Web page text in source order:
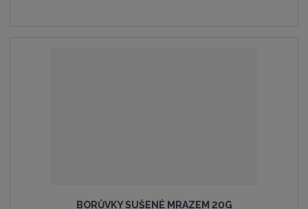
BORŮVKY SUŠENÉ MRAZEM 20G